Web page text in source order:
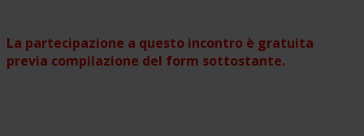
La partecipazione a questo incontro è gratuita
previa compilazione del form sottostante.